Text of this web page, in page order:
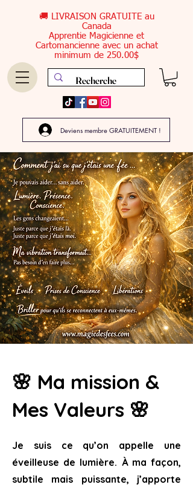
🚚 LIVRAISON GRATUITE au
Canada
Apprentie Magicienne et
Cartomancienne avec un achat
minimum de 250.00$
Deviens membre GRATUITEMENT !
🌸 Ma mission &
Mes Valeurs 🌸
Je suis ce qu’on appelle une
éveilleuse de lumière. À ma façon,
subtile mais puissante, j’apporte